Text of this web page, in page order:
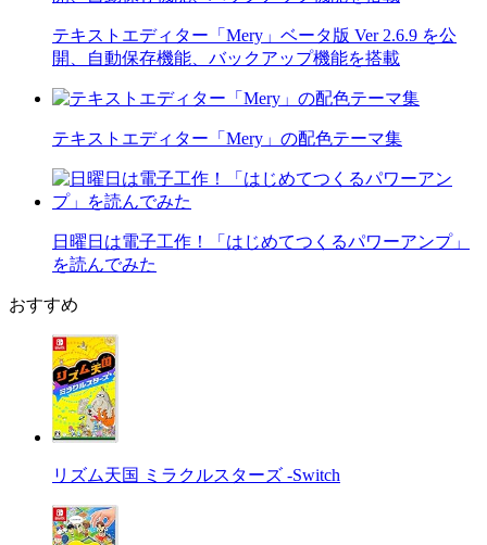
テキストエディター「Mery」ベータ版 Ver 2.6.9 を公
開、自動保存機能、バックアップ機能を搭載
テキストエディター「Mery」の配色テーマ集
日曜日は電子工作！「はじめてつくるパワーアンプ」
を読んでみた
おすすめ
リズム天国 ミラクルスターズ -Switch